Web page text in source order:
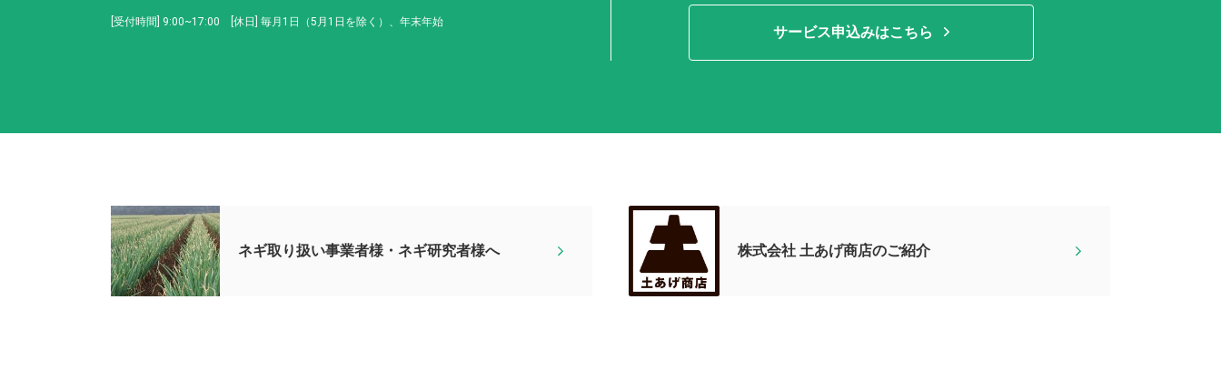
[受付時間] 9:00~17:00 [休日] 毎月1日（5月1日を除く）、 年末年始
サービス申込みはこちら
ネギ取り扱い事業者様・ネギ研究者様へ 株式会社 土あげ商店のご紹介